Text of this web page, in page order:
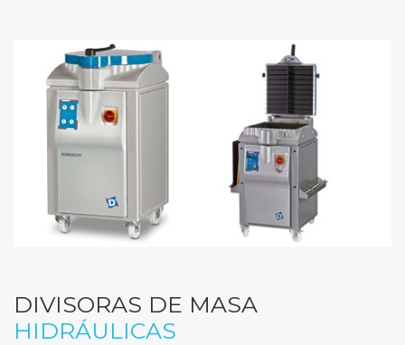
DIVISORAS DE MASA
HIDRÁULICAS